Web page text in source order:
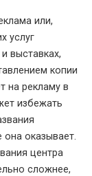
или,
услуг
выставках,
копии
на рекламу в
избежать
она оказывает.
центра
сложнее,